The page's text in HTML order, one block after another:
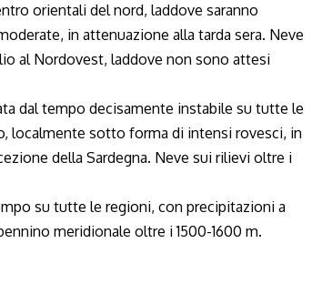
orientali del nord, laddove saranno
in attenuazione alla tarda sera. Neve
al Nordovest, laddove non sono attesi
dal tempo decisamente instabile su tutte le
localmente sotto forma di intensi rovesci, in
della Sardegna. Neve sui rilievi oltre i
su tutte le regioni, con precipitazioni a
meridionale oltre i 1500-1600 m.